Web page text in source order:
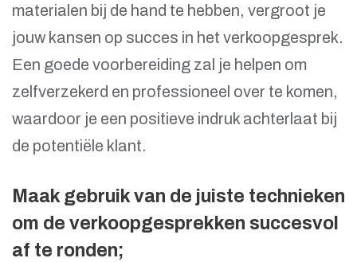
materialen bij de hand te hebben, vergroot je
jouw kansen op succes in het verkoopgesprek.
Een goede voorbereiding zal je helpen om
zelfverzekerd en professioneel over te komen,
waardoor je een positieve indruk achterlaat bij
de potentiële klant.
Maak gebruik van de juiste technieken
om de verkoopgesprekken succesvol
af te ronden;